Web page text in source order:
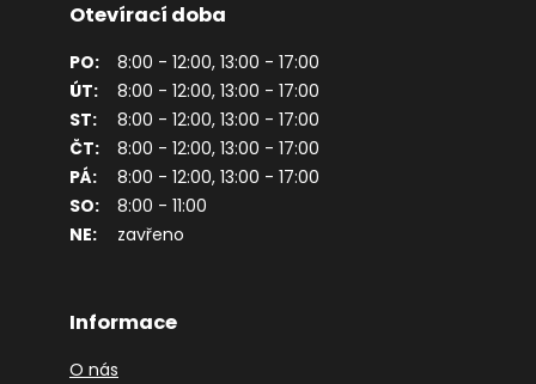
Otevírací doba
PO:
8:00 - 12:00, 13:00 - 17:00
ÚT:
8:00 - 12:00, 13:00 - 17:00
ST:
8:00 - 12:00, 13:00 - 17:00
ČT:
8:00 - 12:00, 13:00 - 17:00
PÁ:
8:00 - 12:00, 13:00 - 17:00
SO:
8:00 - 11:00
NE:
zavřeno
Informace
O nás